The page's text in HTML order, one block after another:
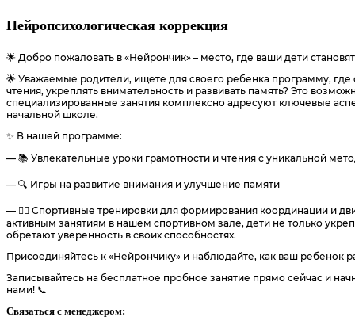
Нейропсихологическая коррекция
🌟 Добро пожаловать в «Нейрончик» – место, где ваши дети
🌟 Уважаемые родители, ищете для своего ребенка программу,
чтения, укреплять внимательность и развивать память? Это
специализированные занятия комплексно адресуют ключевые
начальной школе.
✨ В нашей программе:
— 📚 Увлекательные уроки грамотности и чтения с уникальной
— 🔍 Игры на развитие внимания и улучшение памяти
— 🏃‍♂️ Спортивные тренировки для формирования координации и
активным занятиям в нашем спортивном зале, дети не только
обретают уверенность в своих способностях.
Присоединяйтесь к «Нейрончику» и наблюдайте, как ваш ребенок
Записывайтесь на бесплатное пробное занятие прямо сейчас и
нами! 📞
Связаться с менеджером: